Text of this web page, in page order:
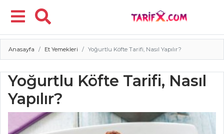
Menü
Anasayfa Et Yemekleri Yoğurtlu Köfte Tarifi, Nasıl Yapılır?
Yoğurtlu Köfte Tarifi, Nasıl
Yapılır?